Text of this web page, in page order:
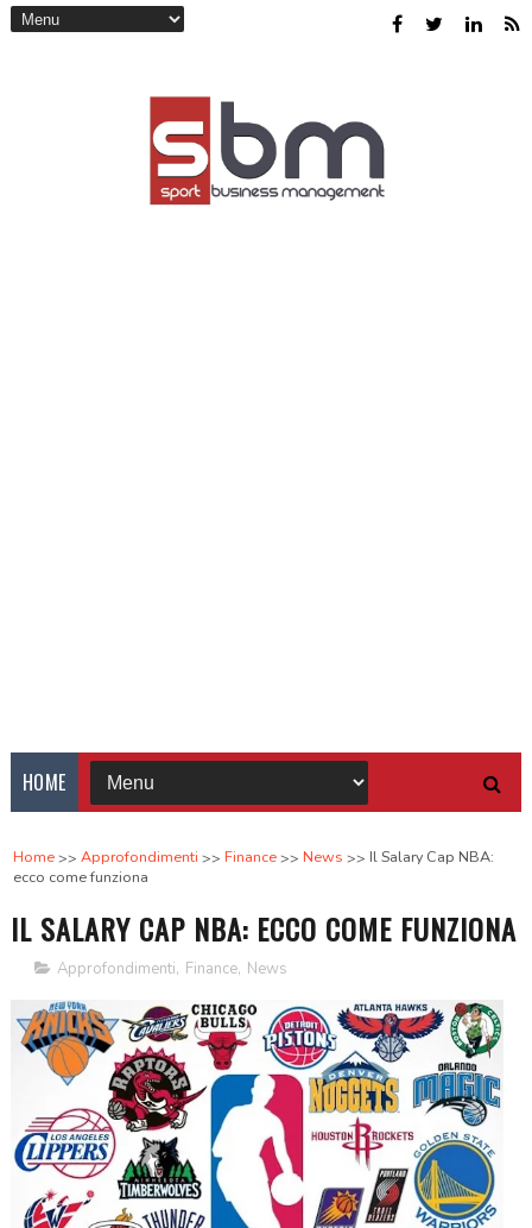
HOME
Home Approfondimenti Finance News
Il Salary Cap NBA:
ecco come funziona
IL SALARY CAP NBA: ECCO COME FUNZIONA
Approfondimenti, Finance, News